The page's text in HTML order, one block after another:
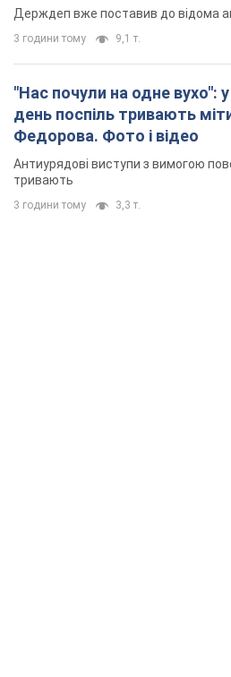
Держдеп вже поставив до відома
3 години тому 9,1 т.
"Нас почули на одне вухо":
день поспіль тривають
Федорова. Фото і відео
Антиурядові виступи з вимогою
тривають
3 години тому 3,3 т.